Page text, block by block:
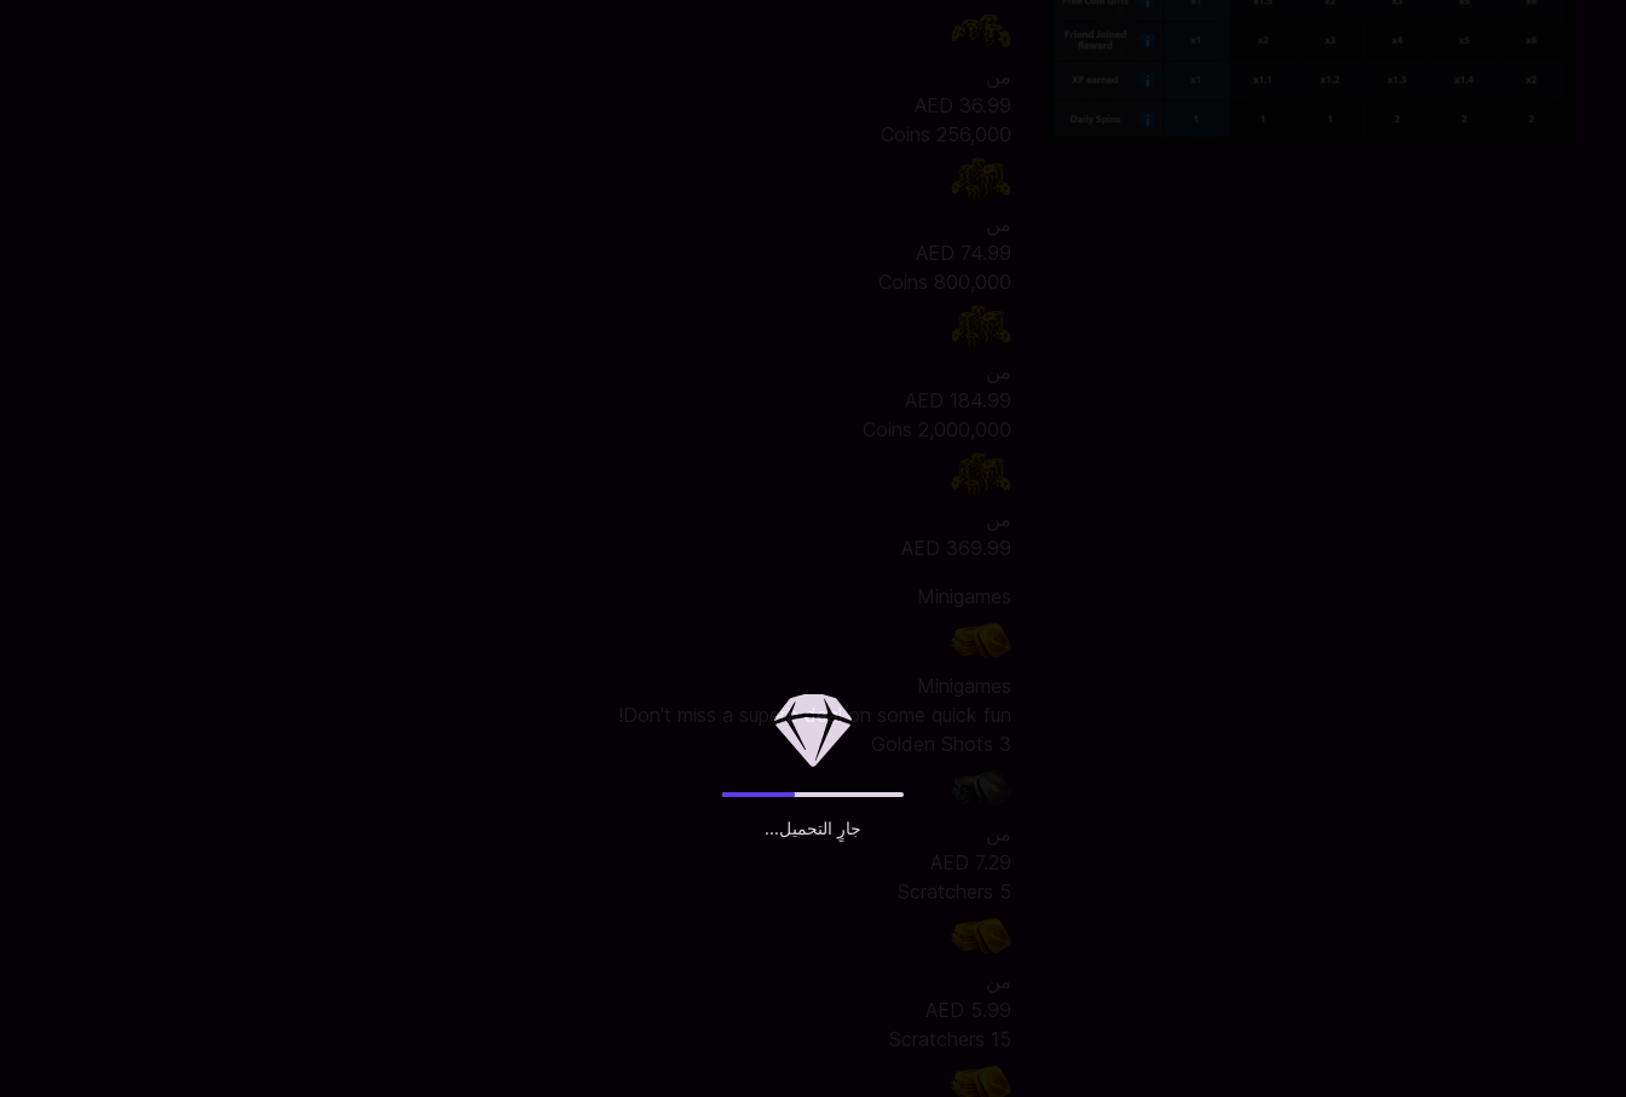
جارٍ التحميل...
من
AED 36.99
256,000 Coins
من
AED 74.99
800,000 Coins
من
AED 184.99
2,000,000 Coins
من
AED 369.99
Minigames
Minigames
Don't miss a superb deal on some quick fun!
3 Golden Shots
من
AED 7.29
5 Scratchers
من
AED 5.99
15 Scratchers